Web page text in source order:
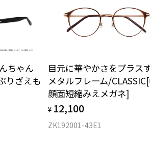
ンズ、アタッチメント込みの重さ
/スーパーエンジニアリング・プラスチ
ダウンロード
ちゃん
りざえも
目元に華やかさをプラス
メタルフレーム/
顔面短縮みえメガネ]
¥ 12,100
ZK192001-43E1